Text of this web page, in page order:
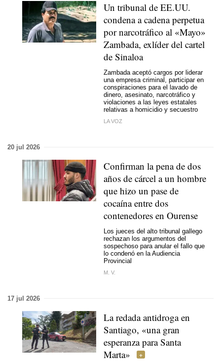
Un tribunal de EE.UU.
condena a cadena perpetua
por narcotráfico al «Mayo»
Zambada, exlíder del cartel
de Sinaloa
Zambada aceptó cargos por liderar
una empresa criminal, participar en
conspiraciones para el lavado de
dinero, asesinato, narcotráfico y
violaciones a las leyes estatales
relativas a homicidio y secuestro
LA VOZ
20 jul 2026
Confirman la pena de dos
años de cárcel a un hombre
que hizo un pase de
cocaína entre dos
contenedores en Ourense
Los jueces del alto tribunal gallego
rechazan los argumentos del
sospechoso para anular el fallo que
lo condenó en la Audiencia
Provincial
M. V.
17 jul 2026
La redada antidroga en
Santiago, «una gran
esperanza para Santa
Marta»